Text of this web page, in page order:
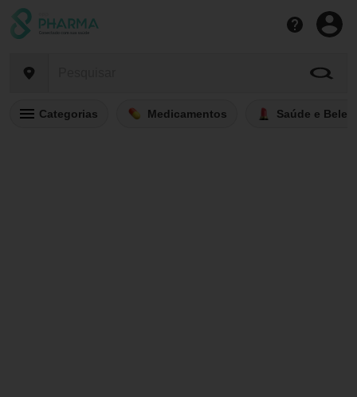
Categorias Medicamentos Saúde e